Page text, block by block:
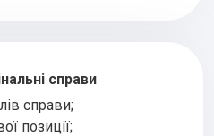
справи
справи;
позиції;